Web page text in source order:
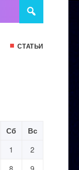
СТАТЬИ
Сб Вс
1
2